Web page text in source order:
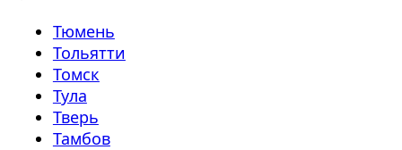
Тюмень
Тольятти
Томск
Тула
Тверь
Тамбов